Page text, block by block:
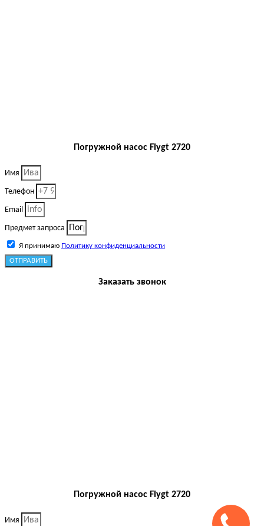
Погружной насос Flygt 2720
Имя
Телефон
Email
Предмет запроса
Я принимаю Политику конфиденциальности
ОТПРАВИТЬ
Заказать звонок
Погружной насос Flygt 2720
Имя